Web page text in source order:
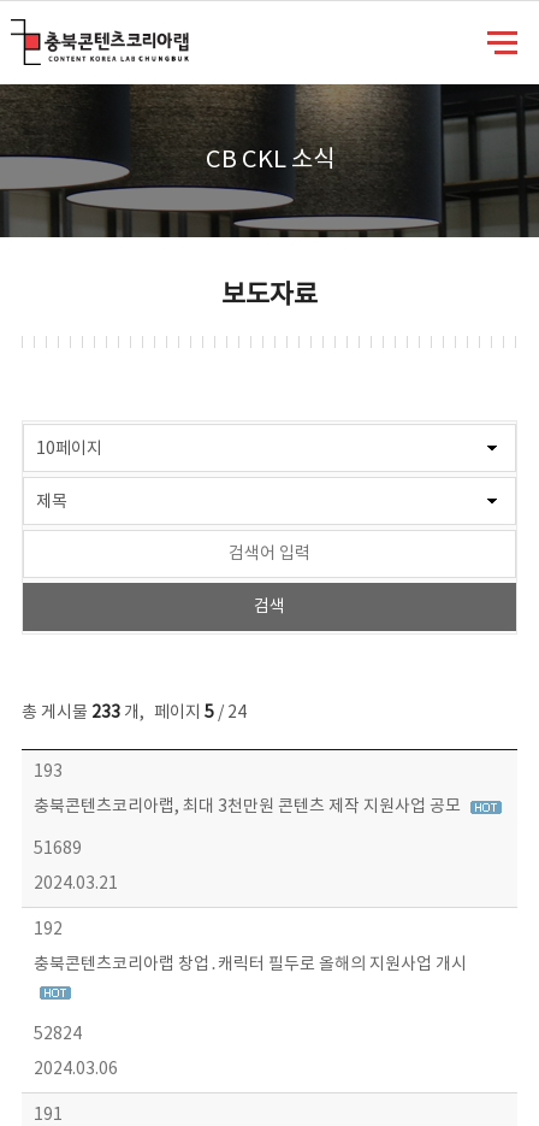
CB CKL 소식
보도자료
총 게시물 233개, 페이지 5/ 24
보도자료 목록 - 번호, 제목, 작성자, 파일, 조회수, 작성일 정보 제공
193
충북콘텐츠코리아랩, 최대 3천만원 콘텐츠 제작 지원사업 공모
51689
2024.03.21
192
충북콘텐츠코리아랩 창업․캐릭터 필두로 올해의 지원사업 개시
52824
2024.03.06
191